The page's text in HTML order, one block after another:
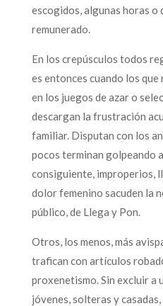
escogidos, algunas horas o
remunerado.
En los crepúsculos todos
es entonces cuando los
en los juegos de azar o
descargan la frustración
familiar. Disputan con los
pocos terminan golpeando
consiguiente, improperios,
dolor femenino sacuden la
público, de Llega y Pon.
Otros, los menos, más
trafican con artículos
proxenetismo. Sin excluir a
jóvenes, solteras y